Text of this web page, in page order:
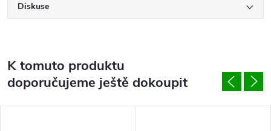
Diskuse
K tomuto produktu
doporučujeme ještě dokoupit